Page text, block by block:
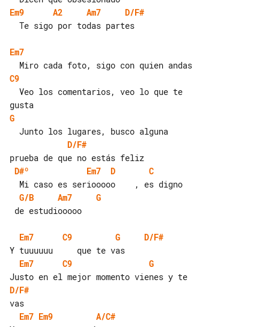
Em9
A2 Am7
D/F#
Em7
C9
G
D/F#
D#º
Em7 D
C
G/B
Am7
G
Em7 C9 G
D/F#
Em7
C9
G
D/F#
Em7 Em9
A/C#